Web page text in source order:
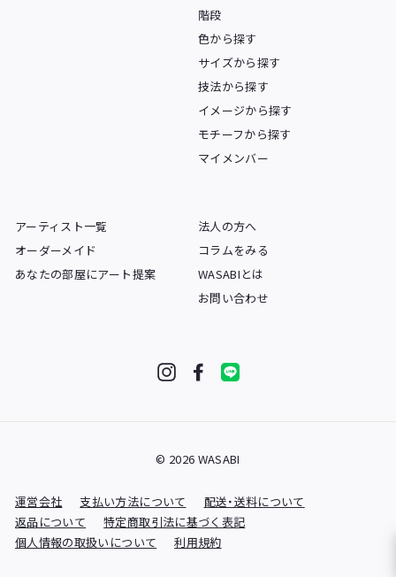
階段
色から探す
サイズから探す
技法から探す
イメージから探す
モチーフから探す
マイメンバー
アーティスト一覧
オーダーメイド
あなたの部屋にアート提案
法人の方へ
コラムをみる
WASABIとは
お問い合わせ
© 2026 WASABI
運営会社 支払い方法について
配送・送料について
返品について
特定商取引法に基づく表記
個人情報の取扱いについて
利用規約